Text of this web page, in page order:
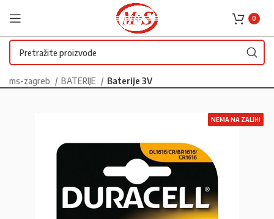
0
ms-zagreb BATERIJE Baterije 3V
NEMA NA ZALIHI